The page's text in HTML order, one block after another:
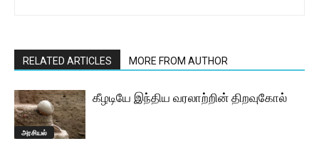
RELATED ARTICLES MORE FROM AUTHOR
அரசியல்
கீழடியே இந்திய வரலாற்றின் திறவுகோல்